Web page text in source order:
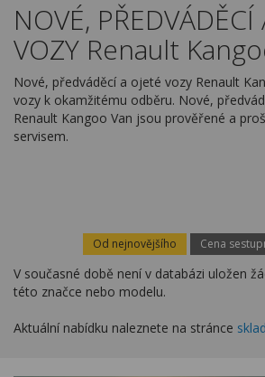
Kontakty
NOVÉ, PŘEDVÁDĚCÍ
VOZY Renault
Nové, předváděcí a ojeté vozy Renault
vozy k okamžitému odběru. Nové,
Renault Kangoo Van jsou prověřené a
servisem.
Od nejnovějšího Cena
V současné době není v databázi uložen
této značce nebo modelu.
Aktuální nabídku naleznete na stránce